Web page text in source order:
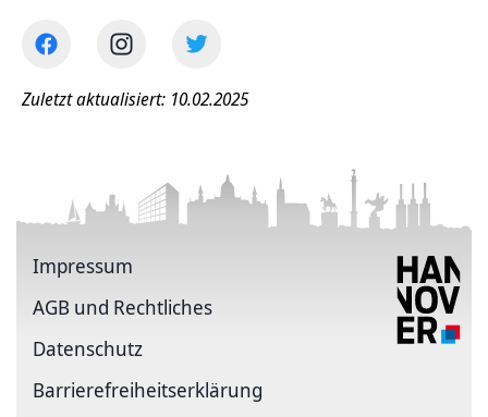
Zuletzt aktualisiert: 10.02.2025
Impressum
AGB und Rechtliches
Datenschutz
Barriere­freiheits­erklärung